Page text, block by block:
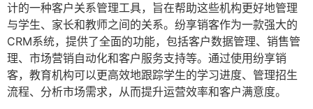
计的一种客户关系管理工具，旨在帮助这些机构更好地管理
与学生、家长和教师之间的关系。纷享销客作为一款强大的
CRM系统，提供了全面的功能，包括客户数据管理、销售管
理、市场营销自动化和客户服务支持等。通过使用纷享销
客，教育机构可以更高效地跟踪学生的学习进度、管理招生
流程、分析市场需求，从而提升运营效率和客户满意度。